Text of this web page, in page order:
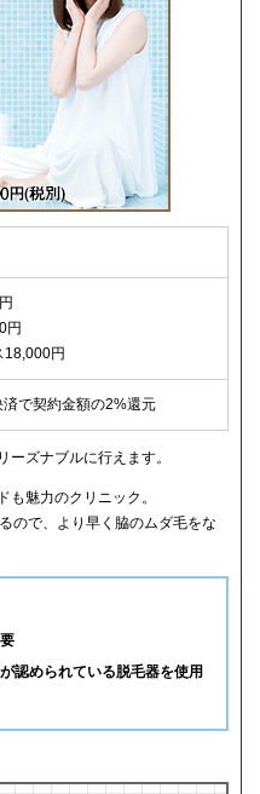
円
18,000円
済で契約金額の2%還元
ーズナブルに行えます。
も魅力のクリニック。
ので、より早く脇のムダ毛をな
認められている脱毛器を使用